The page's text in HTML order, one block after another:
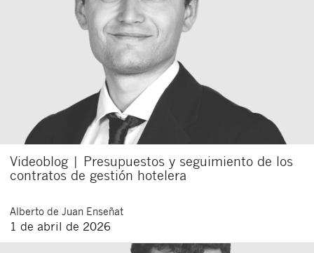
Videoblog | Presupuestos y seguimiento de los
contratos de gestión hotelera
Alberto de Juan Enseñat
1 de abril de 2026